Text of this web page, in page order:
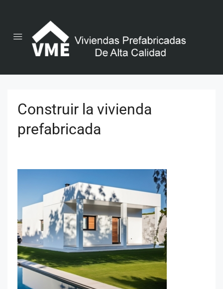
Construir la vivienda
prefabricada